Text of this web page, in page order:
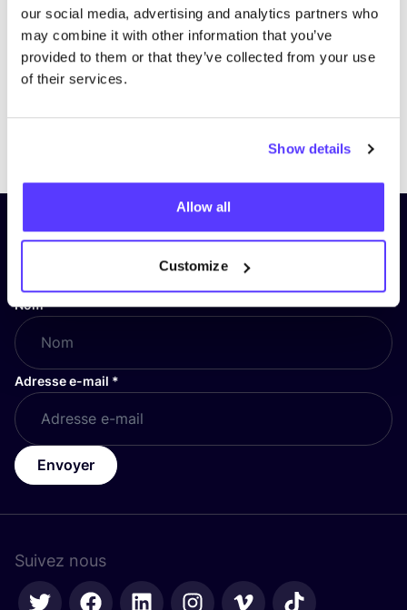
our social media, advertising and analytics partners who
may combine it with other information that you’ve
provided to them or that they’ve collected from your use
of their services.
Show details
Allow all
Customize
Inscrivez-vous à notre lettre
d’information et restez informé !
Nom*
Adresse e-mail *
Envoyer
Suivez nous